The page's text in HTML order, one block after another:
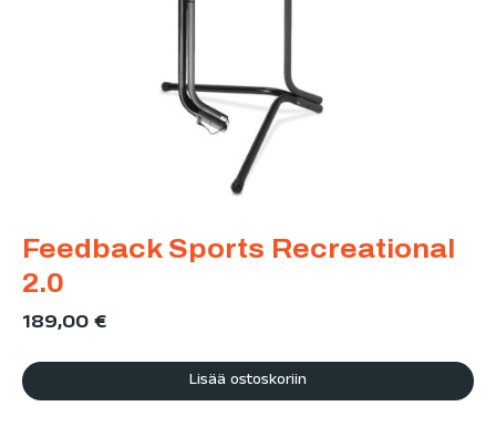
Feedback Sports Recreational
2.0
189,00€
Lisää ostoskoriin